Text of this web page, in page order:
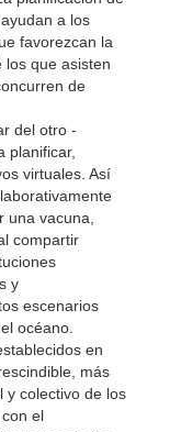
a los
favorezcan la
los que asisten
de
del otro -
planificar,
virtuales. Así
una vacuna,
compartir
y
escenarios
océano.
en
más
y colectivo de los
el